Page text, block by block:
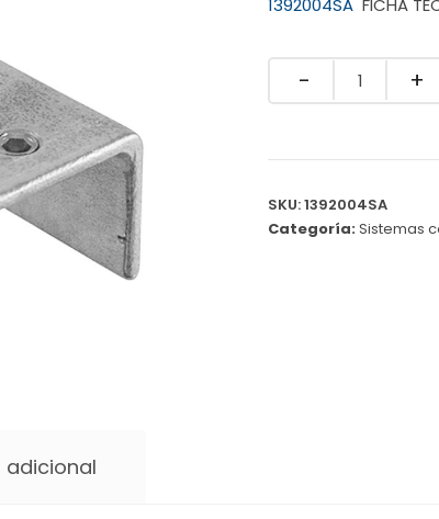
1392004SA FICHA
Quantity
SKU:1392004SA
Categoría:Sistemas